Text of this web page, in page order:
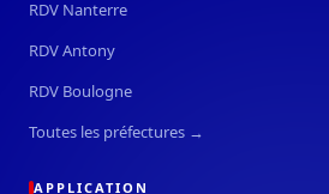
RDV Nanterre
RDV Antony
RDV Boulogne
Toutes les préfectures →
APPLICATION